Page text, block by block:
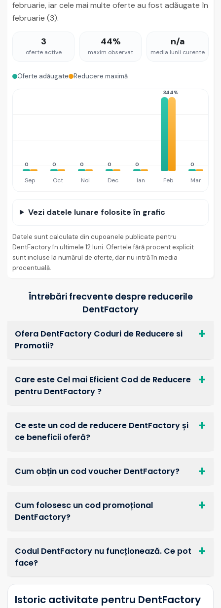
februarie, iar cele mai multe oferte au fost adăugate în
februarie (3).
3
oferte active
44%
maxim observat
n/a
media lunii curente
Oferte adăugate Reducere maximă
0
Sep
0
Oct
0
Noi
0
Dec
0
Ian
344%
Feb
0
Mar
Vezi datele lunare folosite în grafic
Datele sunt calculate din cupoanele publicate pentru
DentFactory în ultimele 12 luni. Ofertele fără procent explicit
sunt incluse la numărul de oferte, dar nu intră în media
procentuală.
Întrebări frecvente despre reducerile
DentFactory
Ofera DentFactory Coduri de Reducere si
Promotii?
Care este Cel mai Eficient Cod de Reducere
pentru DentFactory ?
Ce este un cod de reducere DentFactory și
ce beneficii oferă?
Cum obțin un cod voucher DentFactory?
Cum folosesc un cod promoțional
DentFactory?
Codul DentFactory nu funcționează. Ce pot
face?
Istoric activitate pentru DentFactory